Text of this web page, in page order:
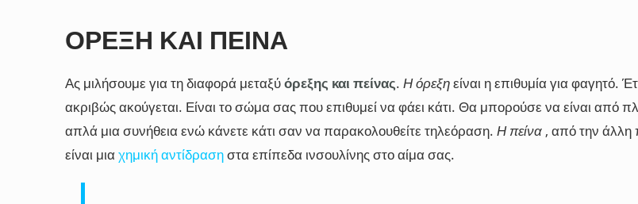
ΌΡΕΞΗ ΚΑΙ ΠΕΊΝΑ
Ας μιλήσουμε για τη διαφορά μεταξύόρεξης και πείνας. Η όρεξηείναι η επιθυμία για φαγητό.
ακριβώς ακούγεται. Είναι το σώμα σας που επιθυμεί να φάει κάτι. Θα μπορούσε να είναι από
απλά μια συνήθεια ενώ κάνετε κάτι σαν να παρακολουθείτε τηλεόραση. Η πείνα , από την άλλη
είναι μιαχημική αντίδρασηστα επίπεδα ινσουλίνης στο αίμα σας.